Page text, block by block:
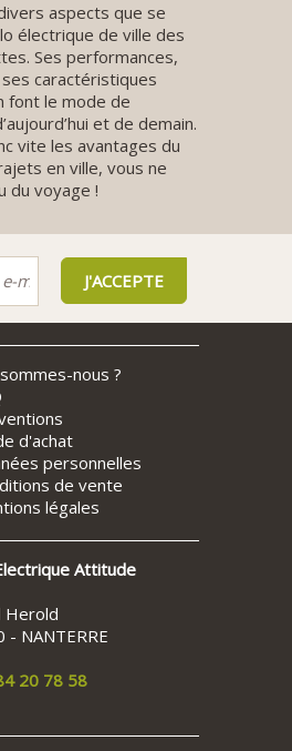
aspects que se
électrique de ville des
Ses performances,
caractéristiques
font le mode de
et de demain.
vite les avantages du
en ville, vous ne
du voyage !
nous ?
d'achat
personnelles
de vente
légales
Attitude
Herold
- NANTERRE
20 78 58